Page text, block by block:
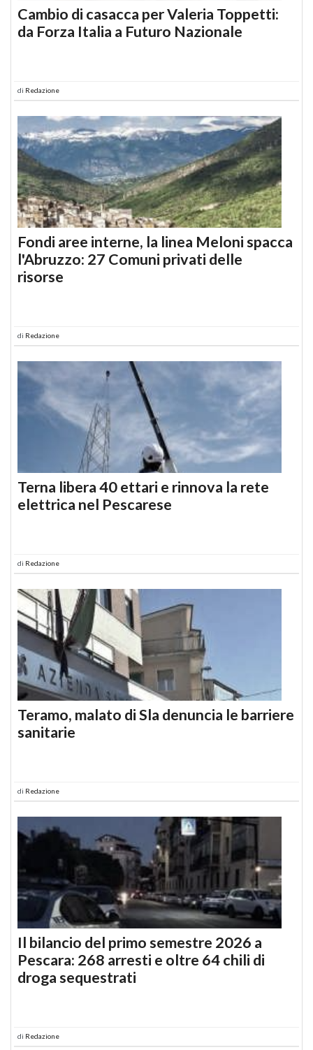
Cambio di casacca per Valeria Toppetti:
da Forza Italia a Futuro Nazionale
di Redazione
Fondi aree interne, la linea Meloni spacca
l'Abruzzo: 27 Comuni privati delle
risorse
di Redazione
Terna libera 40 ettari e rinnova la rete
elettrica nel Pescarese
di Redazione
Teramo, malato di Sla denuncia le barriere
sanitarie
di Redazione
Il bilancio del primo semestre 2026 a
Pescara: 268 arresti e oltre 64 chili di
droga sequestrati
di Redazione